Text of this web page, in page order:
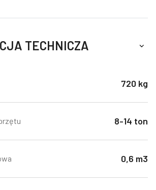
TECHNICZA
720 kg
8-14 ton
0,6 m3